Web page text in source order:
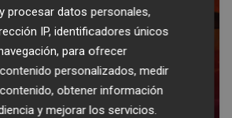
procesar datos personales,
IP, identificadores únicos
para ofrecer
personalizados, medir
obtener información
y mejorar los servicios.